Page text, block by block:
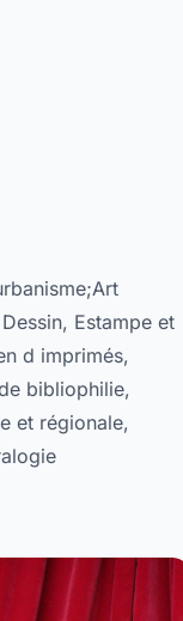
Estampe et
d imprimés,
bibliophilie,
et régionale,